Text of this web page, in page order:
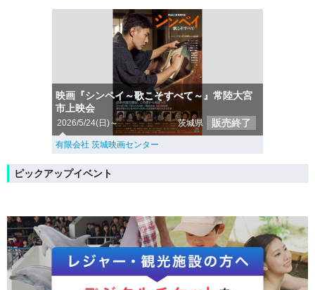
映画『シンペイ～歌こそすべて～』常陸大宮
市上映会
2026/5/24(日)～ 茨城県 販売終了
有限会社 茨城映画センター
ピックアップイベント